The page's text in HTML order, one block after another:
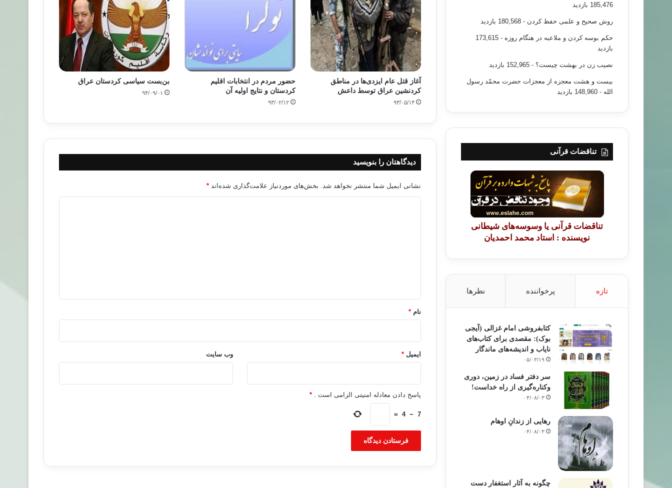
آغاز قتل عام ایزدی‌ها در مناطق
کردنشین عراق توسط داعش
۹۳/۰۵/۱۴
حضور مردم در انتخابات اقلیم
کردستان و نتایج اولیه آن
۹۳/۰۲/۱۲
بن‌بست سیاسی کردستان عراق
۹۴/۰۹/۰۱
دیدگاهتان را بنویسید
نشانی ایمیل شما منتشر نخواهد شد. بخش‌های موردنیاز علامت‌گذاری شده‌اند *
نام *
ایمیل * وب‌ سایت
پاسخ دادن معادله امنیتی الزامی است . *
7
−
4
=
185,476 بازدید
روش صحیح و علمی حفظ کردن - 180,568 بازدید
حکم بوسه کردن و ملاعبه در هنگام روزه
- 173,615
بازدید
نصیب زن در بهشت چیست؟ - 152,965 بازدید
بیست و هشت معجزه از معجزات حضرت محمّد رسول
الله - 148,960 بازدید
تناقضات قرآنی
تناقضات قرآنی یا وسوسه‌های شیطانی
نویسنده : استاد محمد احمدیان
تازه پرخواننده نظرها
کتابفروشی امام غزالی (آیجی
بوک): مقصدی برای کتاب‌های
نایاب و اندیشه‌های ماندگار
۰۵/۰۳/۱۹
سر دفتر فساد در زمین‌، دوری
وکناره‌گیری از راه خداست‌!
۰۴/۰۸/۰۳
رهایی از زندانِ اوهام
۰۴/۰۸/۰۳
چگونه به آثار استغفار دست